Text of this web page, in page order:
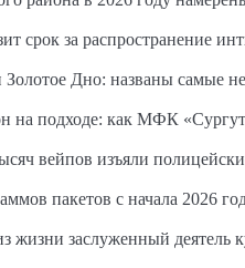
срок за распространение
Дно: названы самые
на подходе: как МФК
вейпов изъяли
пакетов с начала 2026
жизни заслуженный